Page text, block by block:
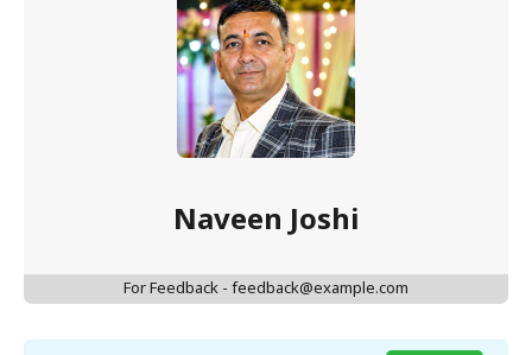
Naveen Joshi
For Feedback - feedback@example.com